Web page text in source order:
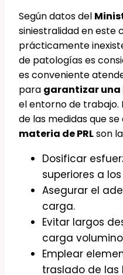
Según datos del
siniestralidad en este
prácticamente
de patologías es
es conveniente
para garantizar una
el entorno de trabajo.
de las medidas que
materia de PRLson
Dosificar
superiores a los
Asegurar el
carga.
Evitar largos
carga
Emplear
traslado de